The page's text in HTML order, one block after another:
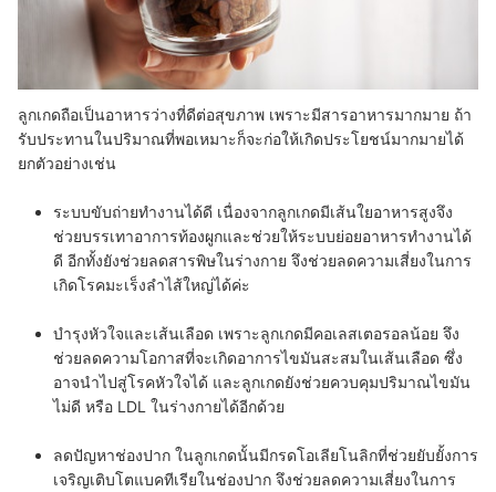
ลูกเกดถือเป็นอาหารว่างที่ดีต่อสุขภาพ เพราะมีสารอาหารมากมาย ถ้า
รับประทานในปริมาณที่พอเหมาะก็จะก่อให้เกิดประโยชน์มากมายได้
ยกตัวอย่างเช่น
ระบบขับถ่ายทำงานได้ดี เนื่องจากลูกเกดมีเส้นใยอาหารสูงจึง
ช่วยบรรเทาอาการท้องผูกและช่วยให้ระบบย่อยอาหารทำงานได้
ดี อีกทั้งยังช่วยลดสารพิษในร่างกาย จึงช่วยลดความเสี่ยงในการ
เกิดโรคมะเร็งลำไส้ใหญ่ได้ค่ะ
บำรุงหัวใจและเส้นเลือด เพราะลูกเกดมีคอเลสเตอรอลน้อย จึง
ช่วยลดความโอกาสที่จะเกิดอาการไขมันสะสมในเส้นเลือด ซึ่ง
อาจนำไปสู่โรคหัวใจได้ และลูกเกดยังช่วยควบคุมปริมาณไขมัน
ไม่ดี หรือ LDL ในร่างกายได้อีกด้วย
ลดปัญหาช่องปาก ในลูกเกดนั้นมีกรดโอเลียโนลิกที่ช่วยยับยั้งการ
เจริญเติบโตแบคทีเรียในช่องปาก จึงช่วยลดความเสี่ยงในการ